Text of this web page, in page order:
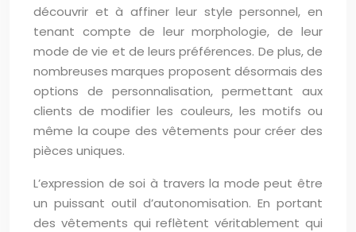
découvrir et à affiner leur style personnel, en
tenant compte de leur morphologie, de leur
mode de vie et de leurs préférences. De plus, de
nombreuses marques proposent désormais des
options de personnalisation, permettant aux
clients de modifier les couleurs, les motifs ou
même la coupe des vêtements pour créer des
pièces uniques.
L’expression de soi à travers la mode peut être
un puissant outil d’autonomisation. En portant
des vêtements qui reflètent véritablement qui